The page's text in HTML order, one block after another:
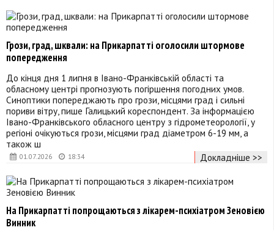
01.07.2026 18:34
Грози, град, шквали: на Прикарпатті оголосили штормове
попередження
До кінця дня 1 липня в Івано-Франківській області та
обласному центрі прогнозують погіршення погодних умов.
Синоптики попереджають про грози, місцями град і сильні
пориви вітру, пише Галицький кореспондент. За інформацією
Івано-Франківського обласного центру з гідрометеорології, у
регіоні очікуються грози, місцями град діаметром 6-19 мм, а
також ш
Докладніше >>
На Прикарпатті попрощаються з лікарем-психіатром Зеновією
Винник